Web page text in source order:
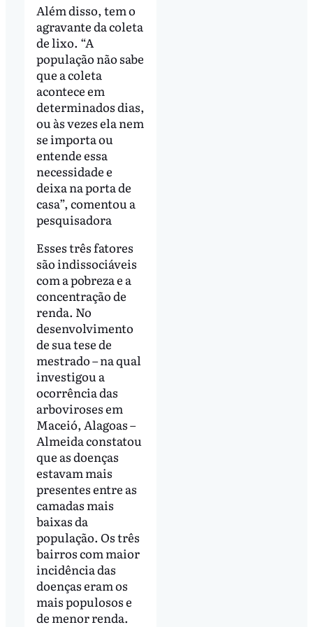
Além disso, tem o
agravante da coleta
de lixo. “A
população não sabe
que a coleta
acontece em
determinados dias,
ou às vezes ela nem
se importa ou
entende essa
necessidade e
deixa na porta de
casa”, comentou a
pesquisadora
Esses três fatores
são indissociáveis
com a pobreza e a
concentração de
renda. No
desenvolvimento
de sua tese de
mestrado – na qual
investigou a
ocorrência das
arboviroses em
Maceió, Alagoas –
Almeida constatou
que as doenças
estavam mais
presentes entre as
camadas mais
baixas da
população. Os três
bairros com maior
incidência das
doenças eram os
mais populosos e
de menor renda.